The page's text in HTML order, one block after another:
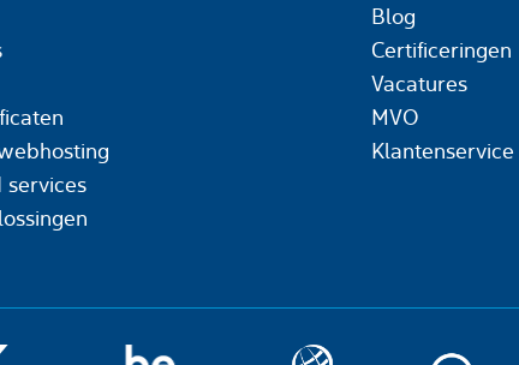
services
Blog
Certificeringen
Vacatures
MVO
Klantenservice